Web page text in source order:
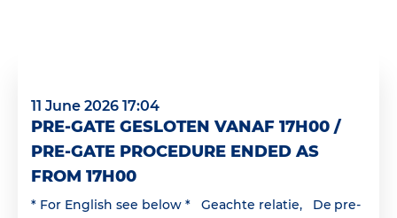
11 June 2026 17:04
PRE-GATE GESLOTEN VANAF 17H00 /
PRE-GATE PROCEDURE ENDED AS
FROM 17H00
* For English see below * Geachte relatie, De pre-